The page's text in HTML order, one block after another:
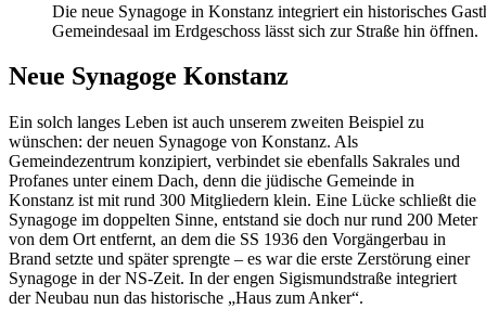
Die neue Synagoge in Konstanz integriert ein historisches
Gemeindesaal im Erdgeschoss lässt sich zur Straße hin öffnen.
Neue Synagoge Konstanz
Ein solch langes Leben ist auch unserem zweiten Beispiel zu
wünschen: der neuen Synagoge von Konstanz. Als
Gemeindezentrum konzipiert, verbindet sie ebenfalls Sakrales und
Profanes unter einem Dach, denn die jüdische Gemeinde in
Konstanz ist mit rund 300 Mitgliedern klein. Eine Lücke schließt die
Synagoge im doppelten Sinne, entstand sie doch nur rund 200 Meter
von dem Ort entfernt, an dem die SS 1936 den Vorgängerbau in
Brand setzte und später sprengte – es war die erste Zerstörung einer
Synagoge in der NS-Zeit. In der engen Sigismundstraße integriert
der Neubau nun das historische „Haus zum Anker“.